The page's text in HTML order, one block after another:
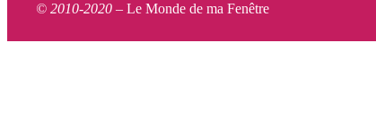
© 2010-2020 – Le Monde de ma Fenêtre